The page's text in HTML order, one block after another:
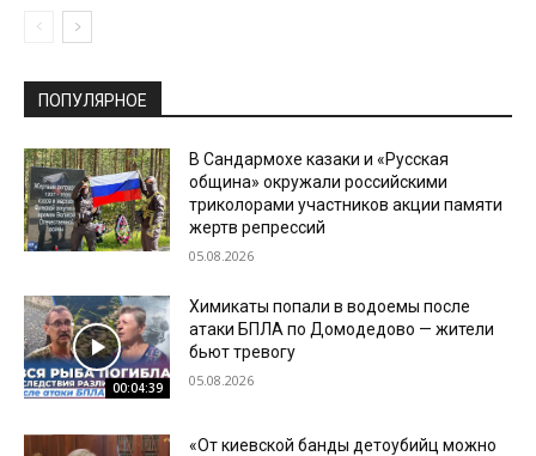
ПОПУЛЯРНОЕ
В Сандармохе казаки и «Русская
община» окружали российскими
триколорами участников акции памяти
жертв репрессий
05.08.2026
00:04:39
Химикаты попали в водоемы после
атаки БПЛА по Домодедово — жители
бьют тревогу
05.08.2026
«От киевской банды детоубийц можно